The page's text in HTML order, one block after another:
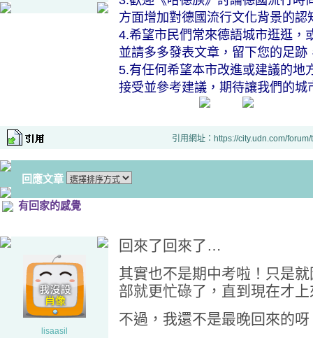
方面增加對德國流行文化背景的
4.希望市民們常來德語城市逛逛，
並請多多發表文章，留下您的足
5.有任何希望本市改進或建議的地
接受並參考建議，期待讓我們的城
引用網址：https://city.udn.com/
回應文章
有回家的感覺
lisaasil
回來了回來了…
其實也不是期中考啦！只是
部就更忙碌了，直到現在才
不過，我還不是最晚回來的